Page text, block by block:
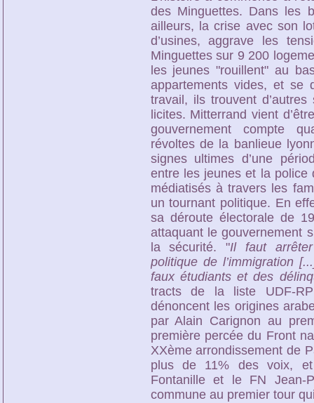
des Minguettes. Dans les
ailleurs, la crise avec son
d’usines, aggrave les
Minguettes sur 9 200
les jeunes "rouillent" au
appartements vides, et se
travail, ils trouvent
licites. Mitterrand vient
gouvernement compte
révoltes de la banlieue
signes ultimes d’une
entre les jeunes et la police
médiatisés à travers les
un tournant politique. En
sa déroute électorale de
attaquant le gouvernement
la sécurité. "Il faut
politique de l’immigration
faux étudiants et des
tracts de la liste UDF-
dénoncent les origines
par Alain Carignon au
première percée du Front
XXème arrondissement de
plus de 11% des voix,
Fontanille et le FN Jean-
commune au premier tour